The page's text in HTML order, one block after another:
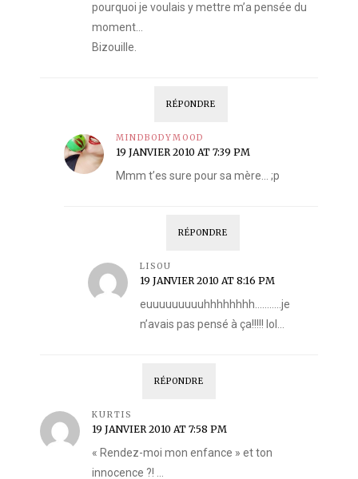
pourquoi je voulais y mettre m’a pensée du
moment…
Bizouille.
RÉPONDRE
MINDBODYMOOD
19 JANVIER 2010 AT 7:39 PM
Mmm t’es sure pour sa mère… ;p
RÉPONDRE
LISOU
19 JANVIER 2010 AT 8:16 PM
euuuuuuuuuhhhhhhhh………..je
n’avais pas pensé à ça!!!!! lol…
RÉPONDRE
KURTIS
19 JANVIER 2010 AT 7:58 PM
« Rendez-moi mon enfance » et ton
innocence ?! …